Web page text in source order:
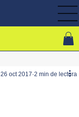
26 oct 2017 2 min de lectura